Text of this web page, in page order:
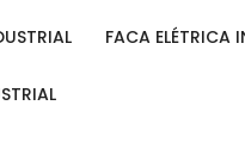
FACA ELÉTRICA